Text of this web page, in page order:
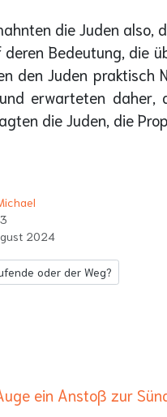
die Juden
Bedeutung, die
den Juden praktisch
erwarteten daher,
die Juden, die
2024
Wüste, der Rufende oder der
oder der Weg?
ein Anstoß zur